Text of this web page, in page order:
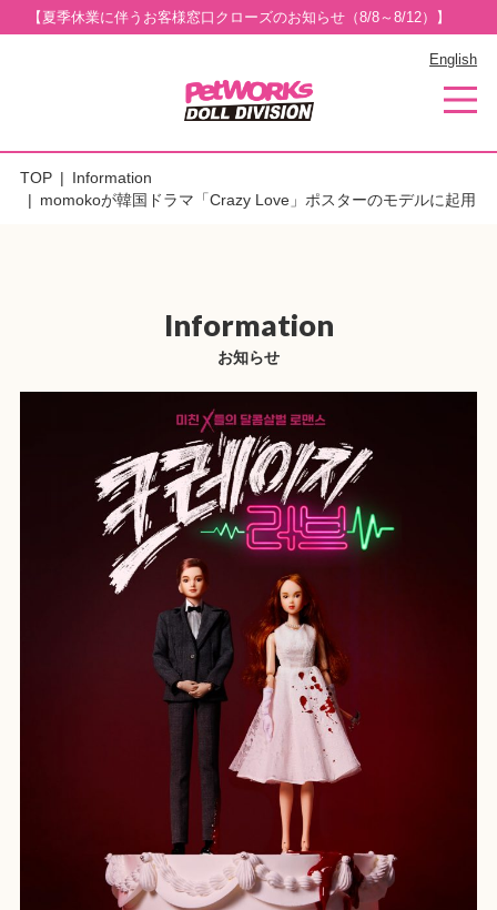
【夏季休業に伴うお客様窓口クローズのお知らせ（8/8～8/12）】
English
TOP
Information
momokoが韓国ドラマ「Crazy Love」ポスターのモデルに起用
Information
お知らせ